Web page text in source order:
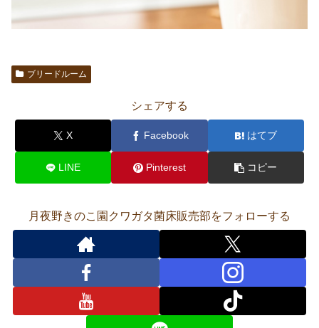
ブリードルーム
シェアする
X Facebook はてブ
LINE Pinterest コピー
月夜野きのこ園クワガタ菌床販売部をフォローする